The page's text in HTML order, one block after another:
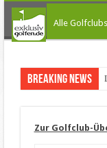
Alle
Breaking News
Zur Golfclub-